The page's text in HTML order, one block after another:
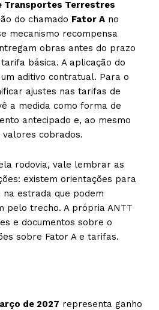
Transportes Terrestres
do chamado Fator A no
mecanismo recompensa
obras antes do prazo
básica. A aplicação do
aditivo contratual. Para o
ajustes nas tarifas de
a medida como forma de
antecipado e, ao mesmo
cobrados.
rodovia, vale lembrar as
existem orientações para
estrada que podem
pelo trecho. A própria ANTT
e documentos sobre o
sobre Fator A e tarifas.
de 2027 representa ganho